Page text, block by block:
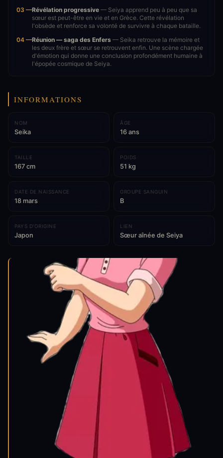
03 —Révélation progressive — Seiya apprend peu à peu que sa
sœur est peut-être en vie et en Grèce. Cette révélation
l'obsède et renforce sa volonté de survivre à chaque bataille.
04 —Réunion — saga des Enfers — Seika retrouve la mémoire et
les deux frère et sœur se retrouvent enfin. Une scène chargée
d'émotion qui donne une conclusion profondément humaine à
l'épopée cosmique de Seiya.
INFORMATIONS
NOM
Seika
ÂGE
16 ans
TAILLE
167 cm
POIDS
51 kg
DATE DE NAISSANCE
18 mars
GROUPE SANGUIN
B
PAYS D'ORIGINE
Japon
LIEN
Sœur aînée de Seiya